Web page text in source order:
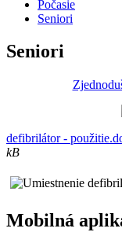
Počasie
Seniori
Seniori
defibrilátor -
kB
Mobilná